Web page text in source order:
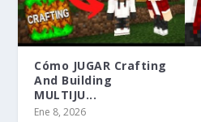
Cómo JUGAR Crafting
And Building
MULTIJU...
Ene 8, 2026